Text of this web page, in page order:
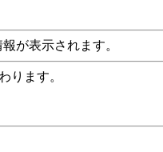
が表示されます。
ります。